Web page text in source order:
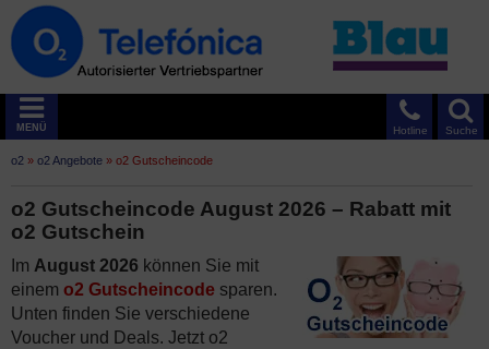
Suche
Hotline
MENÜ
o2 » o2 Angebote » o2 Gutscheincode
o2 Gutscheincode August 2026 – Rabatt mit
o2 Gutschein
Im August 2026 können Sie mit
einem o2 Gutscheincode sparen.
Unten finden Sie verschiedene
Voucher und Deals. Jetzt o2